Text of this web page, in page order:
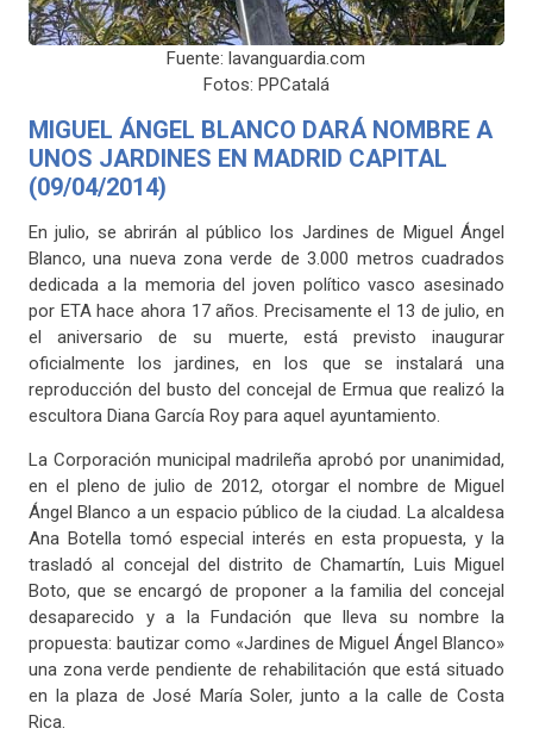
Fuente: lavanguardia.com
Fotos: PPCatalá
MIGUEL ÁNGEL BLANCO DARÁ NOMBRE A
UNOS JARDINES EN MADRID CAPITAL
(09/04/2014)
En julio, se abrirán al público los Jardines de Miguel Ángel
Blanco, una nueva zona verde de 3.000 metros cuadrados
dedicada a la memoria del joven político vasco asesinado
por ETA hace ahora 17 años. Precisamente el 13 de julio, en
el aniversario de su muerte, está previsto inaugurar
oficialmente los jardines, en los que se instalará una
reproducción del busto del concejal de Ermua que realizó la
escultora Diana García Roy para aquel ayuntamiento.
La Corporación municipal madrileña aprobó por unanimidad,
en el pleno de julio de 2012, otorgar el nombre de Miguel
Ángel Blanco a un espacio público de la ciudad. La alcaldesa
Ana Botella tomó especial interés en esta propuesta, y la
trasladó al concejal del distrito de Chamartín, Luis Miguel
Boto, que se encargó de proponer a la familia del concejal
desaparecido y a la Fundación que lleva su nombre la
propuesta: bautizar como «Jardines de Miguel Ángel Blanco»
una zona verde pendiente de rehabilitación que está situado
en la plaza de José María Soler, junto a la calle de Costa
Rica.